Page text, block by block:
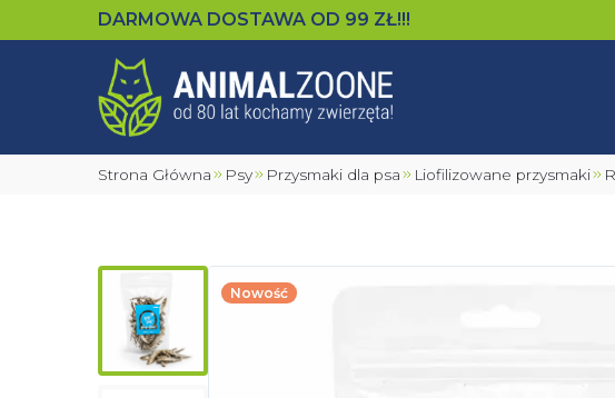
DARMOWA DOSTAWA OD 99 ZŁ!!!
Strona Główna Psy Przysmaki dla psa Liofilizowane przysmaki
Nowość